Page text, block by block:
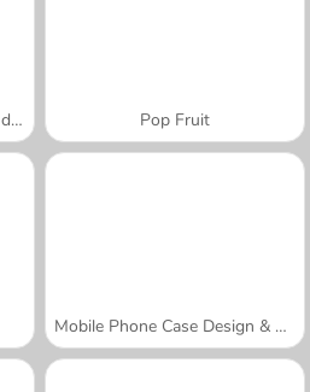
Tarte Tatin : École de cuisine de Sara Pop Fruit
Mobile Phone Case Design & DIY